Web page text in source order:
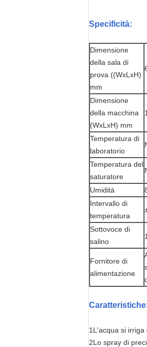
Specificità:
Dimensione
della sala di
prova ((WxLxH)
mm
Dimensione
della macchina
(WxLxH) mm
Temperatura di
laboratorio
Temperatura del
saturatore
Umidità
Intervallo di
temperatura
Sottovoce di
salino
Fornitore di
alimentazione
Caratteristiche
1L'acqua si irriga
2Lo spray di